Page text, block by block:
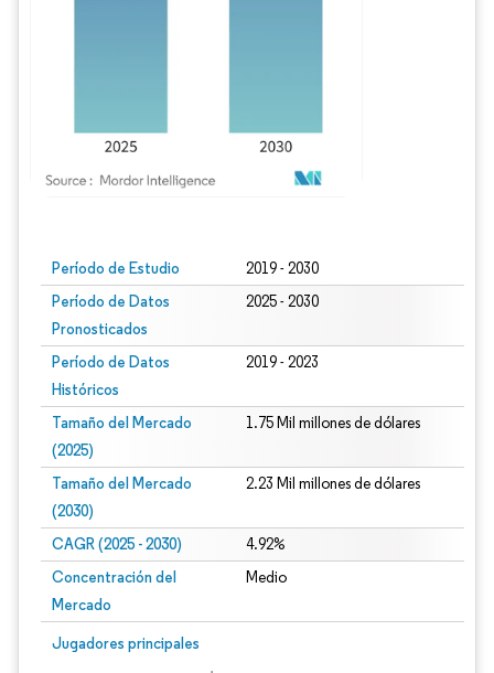
Período de Estudio 2019 - 2030
Período de Datos
Pronosticados
2025 - 2030
Período de Datos
Históricos
2019 - 2023
Tamaño del Mercado
(2025)
1.75 Mil millones de dólares
Tamaño del Mercado
(2030)
2.23 Mil millones de dólares
CAGR (2025 - 2030) 4.92%
Concentración del
Mercado
Medio
Jugadores principales